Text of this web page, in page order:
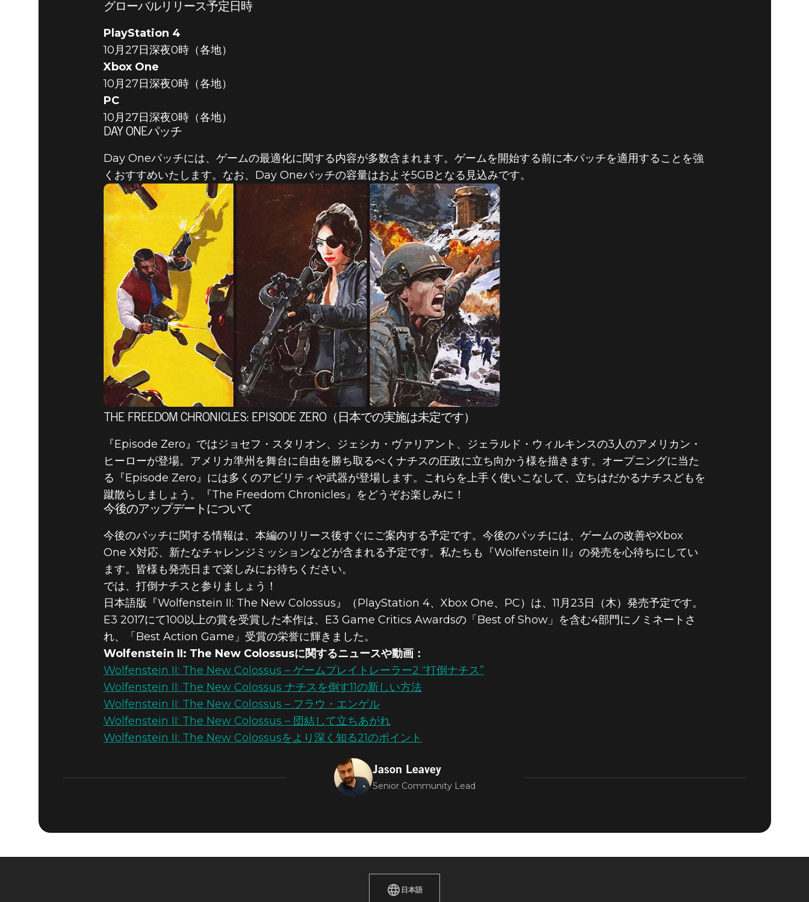
グローバルリリース予定日時
PlayStation 4
10月27日深夜0時（各地）
Xbox One
10月27日深夜0時（各地）
PC
10月27日深夜0時（各地）
DAY ONEパッチ
Day Oneパッチには、ゲームの最適化に関する内容が多数含まれます。ゲームを開始する前に本パッチを適用することを強
くおすすめいたします。なお、Day Oneパッチの容量はおよそ5GBとなる見込みです。
THE FREEDOM CHRONICLES: EPISODE ZERO（日本での実施は未定です）
『Episode Zero』ではジョセフ・スタリオン、ジェシカ・ヴァリアント、ジェラルド・ウィルキンスの3人のアメリカン・
ヒーローが登場。アメリカ準州を舞台に自由を勝ち取るべくナチスの圧政に立ち向かう様を描きます。オープニングに当た
る『Episode Zero』には多くのアビリティや武器が登場します。これらを上手く使いこなして、立ちはだかるナチスどもを
蹴散らしましょう。『The Freedom Chronicles』をどうぞお楽しみに！
今後のアップデートについて
今後のパッチに関する情報は、本編のリリース後すぐにご案内する予定です。今後のパッチには、ゲームの改善やXbox
One X対応、新たなチャレンジミッションなどが含まれる予定です。私たちも『Wolfenstein II』の発売を心待ちにしてい
ます。皆様も発売日まで楽しみにお待ちください。
では、打倒ナチスと参りましょう！
日本語版『Wolfenstein II: The New Colossus』（PlayStation 4、Xbox One、PC）は、11月23日（木）発売予定です。
E3 2017にて100以上の賞を受賞した本作は、E3 Game Critics Awardsの「Best of Show」を含む4部門にノミネートさ
れ、「Best Action Game」受賞の栄誉に輝きました。
Wolfenstein II: The New Colossusに関するニュースや動画：
Wolfenstein II: The New Colossus – ゲームプレイトレーラー2 “打倒ナチス”
Wolfenstein II: The New Colossus ナチスを倒す11の新しい方法
Wolfenstein II: The New Colossus – フラウ・エンゲル
Wolfenstein II: The New Colossus – 団結して立ちあがれ
Wolfenstein II: The New Colossusをより深く知る21のポイント
Jason Leavey
Senior Community Lead
日本語